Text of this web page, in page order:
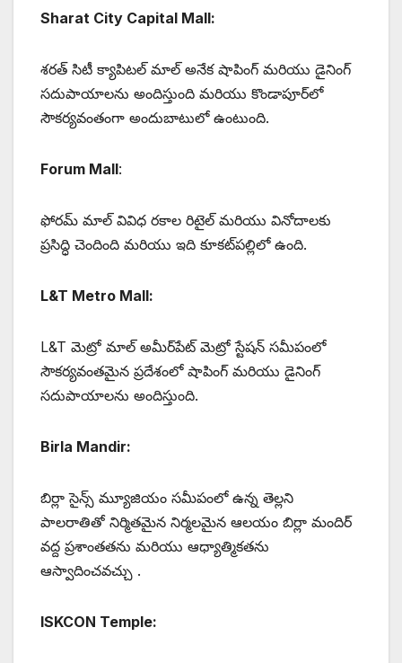
Sharat City Capital Mall:
శరత్ సిటీ క్యాపిటల్ మాల్ అనేక షాపింగ్ మరియు డైనింగ్
సదుపాయాలను అందిస్తుంది మరియు కొండాపూర్‌లో
సౌకర్యవంతంగా అందుబాటులో ఉంటుంది.
Forum Mall:
ఫోరమ్ మాల్ వివిధ రకాల రిటైల్ మరియు వినోదాలకు
ప్రసిద్ధి చెందింది మరియు ఇది కూకట్‌పల్లిలో ఉంది.
L&T Metro Mall:
L&T మెట్రో మాల్ అమీర్‌పేట్ మెట్రో స్టేషన్ సమీపంలో
సౌకర్యవంతమైన ప్రదేశంలో షాపింగ్ మరియు డైనింగ్
సదుపాయాలను అందిస్తుంది.
Birla Mandir:
బిర్లా సైన్స్ మ్యూజియం సమీపంలో ఉన్న తెల్లని
పాలరాతితో నిర్మితమైన నిర్మలమైన ఆలయం బిర్లా మందిర్
వద్ద ప్రశాంతతను మరియు ఆధ్యాత్మికతను
ఆస్వాదించవచ్చు .
ISKCON Temple: